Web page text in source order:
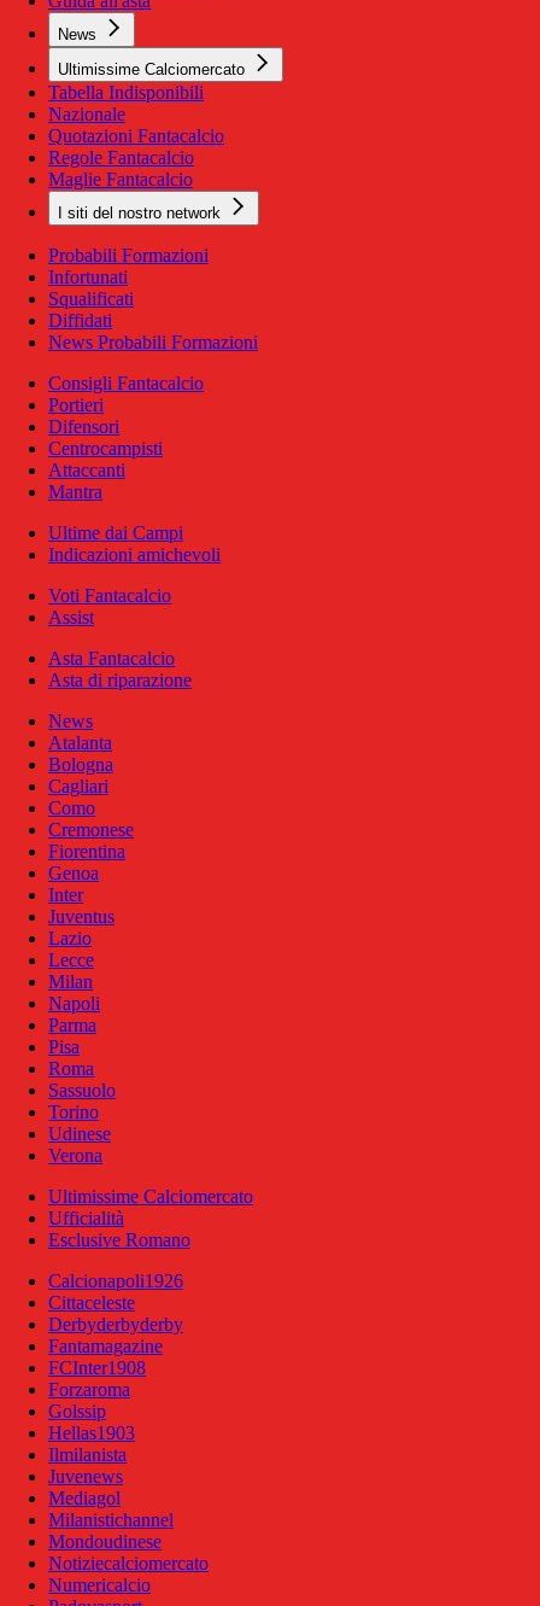
News
Ultimissime Calciomercato
Tabella Indisponibili
Nazionale
Quotazioni Fantacalcio
Regole Fantacalcio
Maglie Fantacalcio
I siti del nostro network
Probabili Formazioni
Infortunati
Squalificati
Diffidati
News Probabili Formazioni
Consigli Fantacalcio
Portieri
Difensori
Centrocampisti
Attaccanti
Mantra
Ultime dai Campi
Indicazioni amichevoli
Voti Fantacalcio
Assist
Asta Fantacalcio
Asta di riparazione
News
Atalanta
Bologna
Cagliari
Como
Cremonese
Fiorentina
Genoa
Inter
Juventus
Lazio
Lecce
Milan
Napoli
Parma
Pisa
Roma
Sassuolo
Torino
Udinese
Verona
Ultimissime Calciomercato
Ufficialità
Esclusive Romano
Calcionapoli1926
Cittaceleste
Derbyderbyderby
Fantamagazine
FCInter1908
Forzaroma
Golssip
Hellas1903
Ilmilanista
Juvenews
Mediagol
Milanistichannel
Mondoudinese
Notiziecalciomercato
Numericalcio